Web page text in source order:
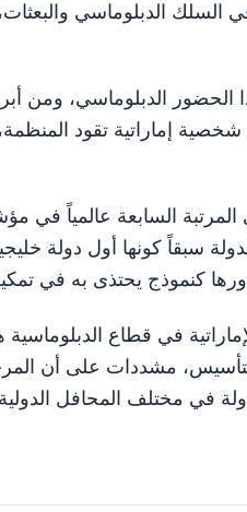
الحضور الدبلوماسي، ومن
السابعة عالمياً في
الإنمائي لعام 2024. كما سجلت الدولة سبقاً
في قطاع
مشددات على أن
في مختلف المحافل